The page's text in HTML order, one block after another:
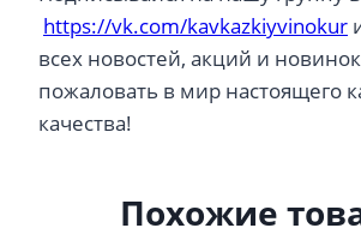
https://vk.com/kavkazkiyvinokur
всех новостей, акций и
пожаловать в мир настоящего
качества!
Похожие